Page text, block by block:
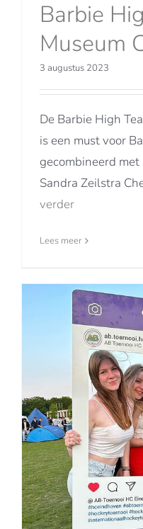
Barbie
Museum
3 augustus 2023
De Barbie High
is een must voor
gecombineerd
Sandra Zeilstra
verder
Lees meer